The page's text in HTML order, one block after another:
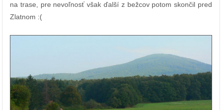
na trase, pre nevoľnosť však ďalší z bežcov potom skončil pred
Zlatnom :(